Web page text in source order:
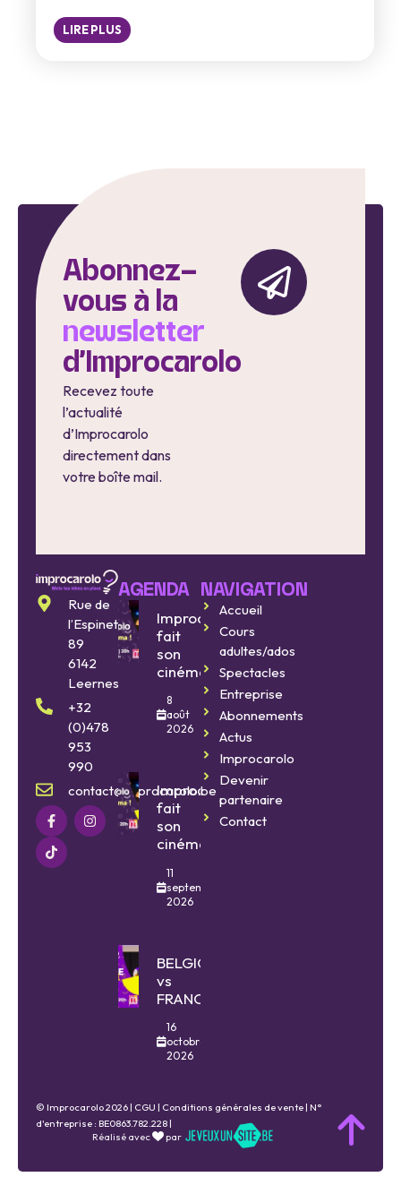
LIRE PLUS
Abonnez-
vous à la
newsletter
d'Improcarolo
Recevez toute
l’actualité
d’Improcarolo
directement dans
votre boîte mail.
Rue de
l’Espinette
89
6142
Leernes
+32
(0)478
953
990
contact@improcarolo.be
AGENDA
Improcarolo
fait
son
cinéma
8
août
2026
Improcarolo
fait
son
cinéma
11
septembre
2026
BELGIQUE
vs
FRANCE
16
octobre
2026
NAVIGATION
Accueil
Cours
adultes/ados
Spectacles
Entreprise
Abonnements
Actus
Improcarolo
Devenir
partenaire
Contact
© Improcarolo 2026 | CGU | Conditions générales de vente | N°
d'entreprise : BE0863.782.228 |
Réalisé avec
par